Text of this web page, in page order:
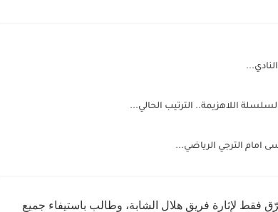
اللاهزيمة.. الترتيب الحالي...
امام الترجي الرياضي...
فقط لإثارة فريق هلال الشابة، وطالب باستيفاء جميع